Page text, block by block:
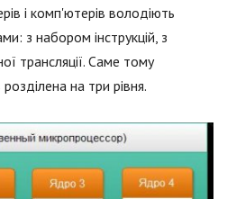
і комп'ютерів володіють
з набором інструкцій, з
трансляції. Саме тому
на три рівня.